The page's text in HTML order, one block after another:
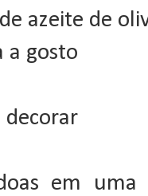
azeite de
a gosto
decorar
em